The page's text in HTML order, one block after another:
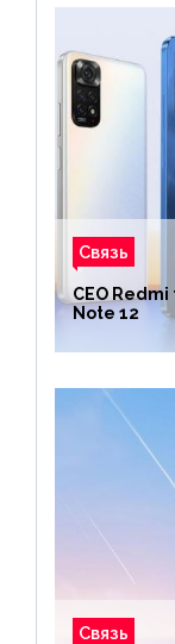
Связь
CEO
Note 12
Связь